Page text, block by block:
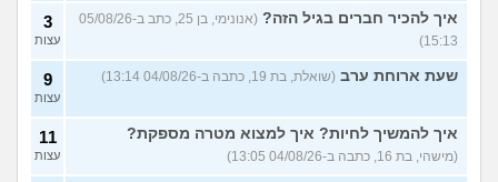
עוד שאלות חדשות במדוראיך להכיר חברים בגיל הזה?
(אנונימי, בן 25, כתב ב-05/08/26
15:13)
3
עצות
שעת ארוחת ערב (שואלת, בת 19, כתבה ב-04/08/26 13:14) 9
עצות
איך להמשיך לחיות? איך למצוא מטרה מספקת?
(מישהי, בת 16, כתבה ב-04/08/26 13:05)
11
עצות